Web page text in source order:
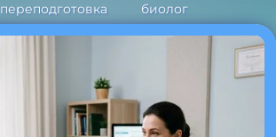
переподготовка
биолог